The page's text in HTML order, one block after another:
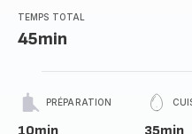
TEMPS TOTAL
45min
PRÉPARATION